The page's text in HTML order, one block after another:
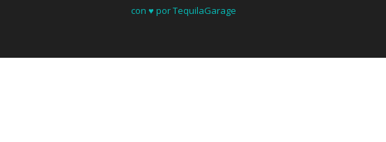
con ♥ por TequilaGarage